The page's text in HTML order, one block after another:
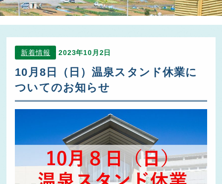
新着情報 2023年10月2日
10月8日（日）温泉スタンド休業に
ついてのお知らせ